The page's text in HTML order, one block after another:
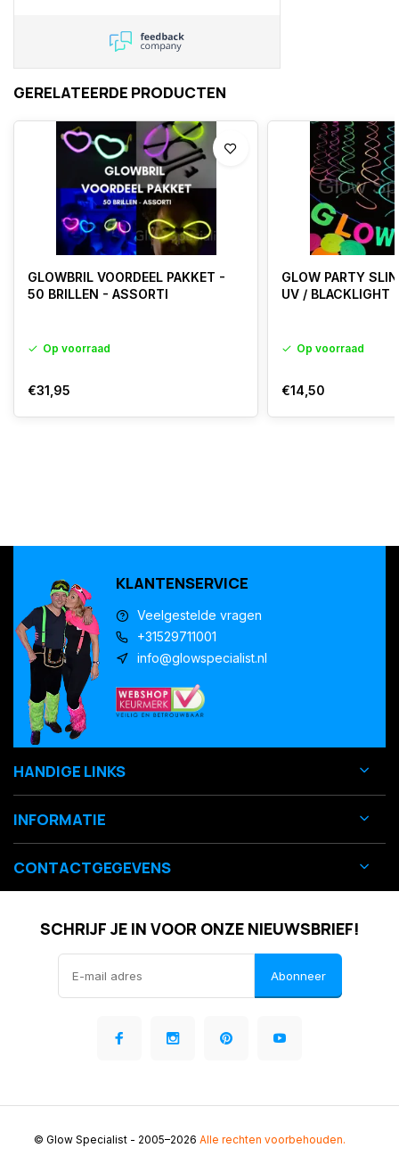
GERELATEERDE PRODUCTEN
GLOWBRIL VOORDEEL PAKKET -
50 BRILLEN - ASSORTI
Op voorraad
€31,95
GLOW PARTY
UV / BLACKLIGHT
Op voorraad
€14,50
KLANTENSERVICE
Veelgestelde vragen
+31529711001
info@glowspecialist.nl
HANDIGE LINKS
INFORMATIE
CONTACTGEGEVENS
SCHRIJF JE IN VOOR ONZE NIEUWSBRIEF!
Abonneer
© Glow Specialist - 2005–2026 Alle rechten voorbehouden.